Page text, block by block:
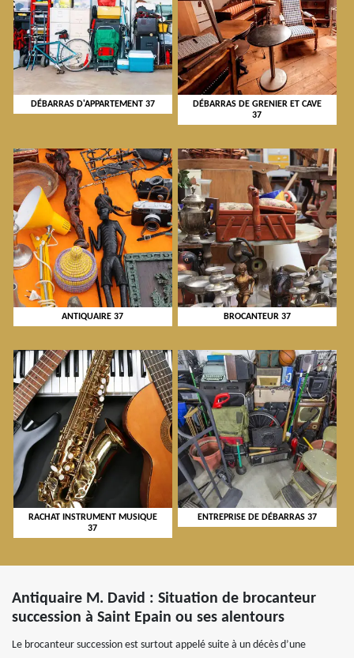
DÉBARRAS D'APPARTEMENT 37
DÉBARRAS DE GRENIER ET CAVE
37
ANTIQUAIRE 37 BROCANTEUR 37
RACHAT INSTRUMENT MUSIQUE
37
ENTREPRISE DE DÉBARRAS 37
Antiquaire M. David : Situation de brocanteur
succession à Saint Epain ou ses alentours
Le brocanteur succession est surtout appelé suite à un décès d’une